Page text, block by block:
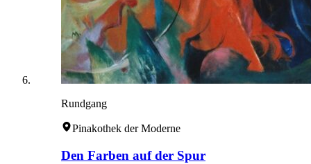
Rundgang
Pinakothek der Moderne
Den Farben auf der Spur